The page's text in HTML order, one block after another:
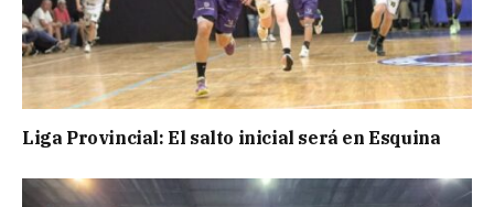
Liga Provincial: El salto inicial será en Esquina